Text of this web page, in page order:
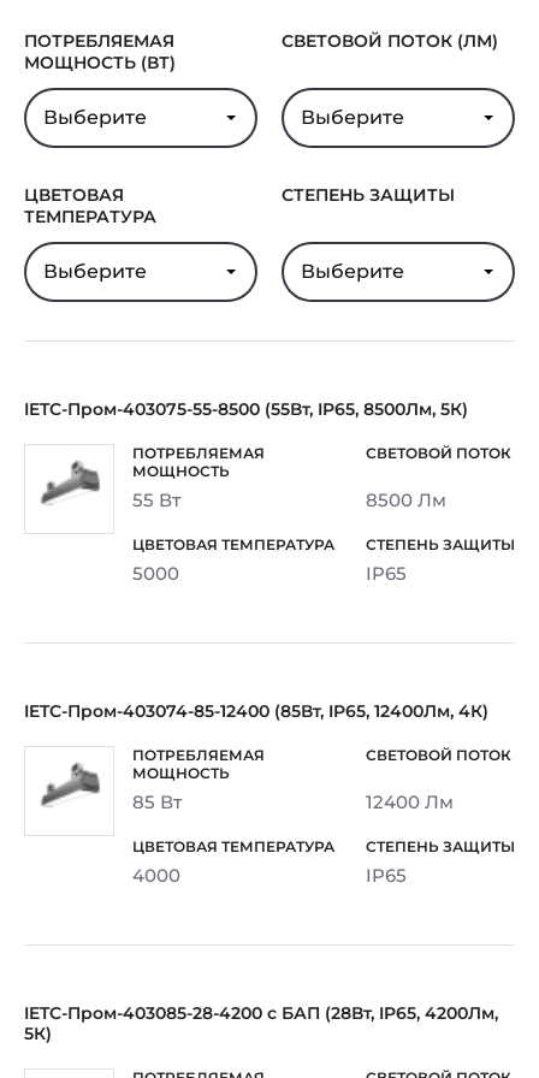
ПОТРЕБЛЯЕМАЯ
МОЩНОСТЬ (ВТ)
Выберите
СВЕТОВОЙ ПОТОК (ЛМ)
Выберите
ЦВЕТОВАЯ
ТЕМПЕРАТУРА
Выберите
СТЕПЕНЬ ЗАЩИТЫ
Выберите
IETC-Пром-403075-55-8500 (55Вт, IP65, 8500Лм, 5К)
55 Вт 8500 Лм
5000 IP65
IETC-Пром-403074-85-12400 (85Вт, IP65, 12400Лм, 4К)
85 Вт 12400 Лм
4000 IP65
IETC-Пром-403085-28-4200 с БАП (28Вт, IP65, 4200Лм,
5К)